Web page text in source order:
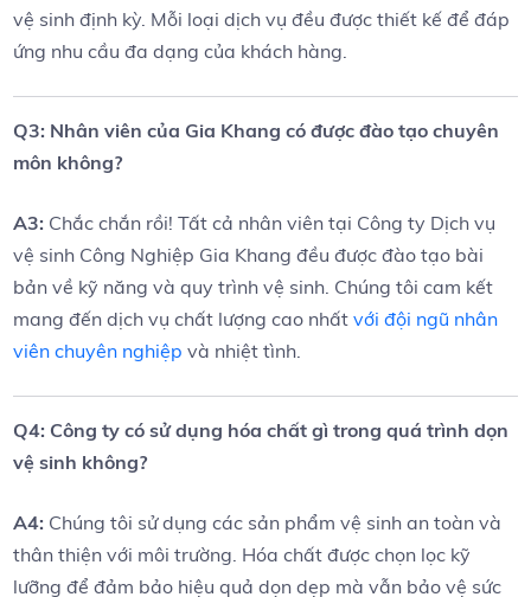
vệ⁣ sinh định kỳ. Mỗi loại​ dịch vụ đều được thiết kế để đáp
ứng nhu cầu đa dạng của khách hàng.
Q3: Nhân viên của Gia‍ Khang có được⁣ đào tạo chuyên
môn không?
A3: Chắc ‌chắn ⁢rồi! Tất cả nhân viên tại ⁤Công ty ‌Dịch vụ
vệ sinh Công Nghiệp Gia‍ Khang‌ đều⁤ được⁢ đào tạo bài
bản‍ về ‌kỹ năng và ‍quy trình‌ vệ sinh. ‍Chúng ⁢tôi cam kết
mang đến dịch vụ chất lượng ‌cao nhấtvới đội ngũ nhân
viên chuyên nghiệp ⁤và nhiệt tình.
Q4: Công ty có sử dụng hóa chất gì trong quá trình dọn
vệ sinh không?
A4: Chúng tôi sử dụng các sản⁤ phẩm vệ ‍sinh⁣ an ⁣toàn và
thân thiện với môi ⁢trường. Hóa chất được chọn​ lọc‌ kỹ
lưỡng ⁤để đảm ‌bảo hiệu quả dọn dẹp mà vẫn bảo ⁤vệ sức